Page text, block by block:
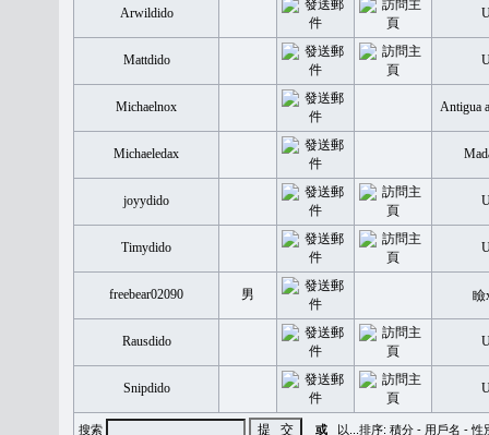
Arwildido
Mattdido
Michaelnox Antigua
Michaeledax
joyydido
Timydido
freebear02090 男
Rausdido
Snipdido
搜索 或 以...排序: 積分 - 用戶名 -性